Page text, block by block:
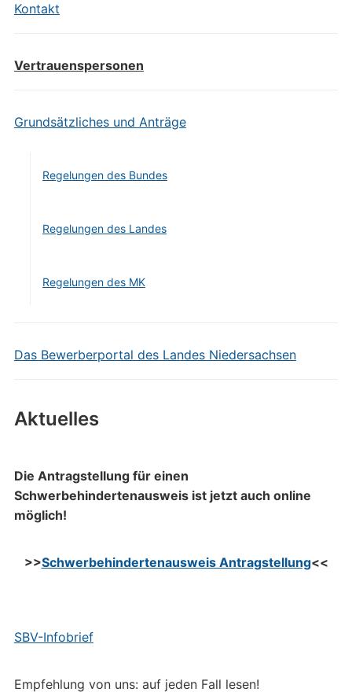
Kontakt
Vertrauenspersonen
Grundsätzliches und Anträge
Regelungen des Bundes
Regelungen des Landes
Regelungen des MK
Das Bewerberportal des Landes Niedersachsen
Aktuelles
Die Antragstellung für einen
Schwerbehindertenausweis ist jetzt auch online
möglich!
>>Schwerbehindertenausweis Antragstellung<<
SBV-Infobrief
Empfehlung von uns: auf jeden Fall lesen!